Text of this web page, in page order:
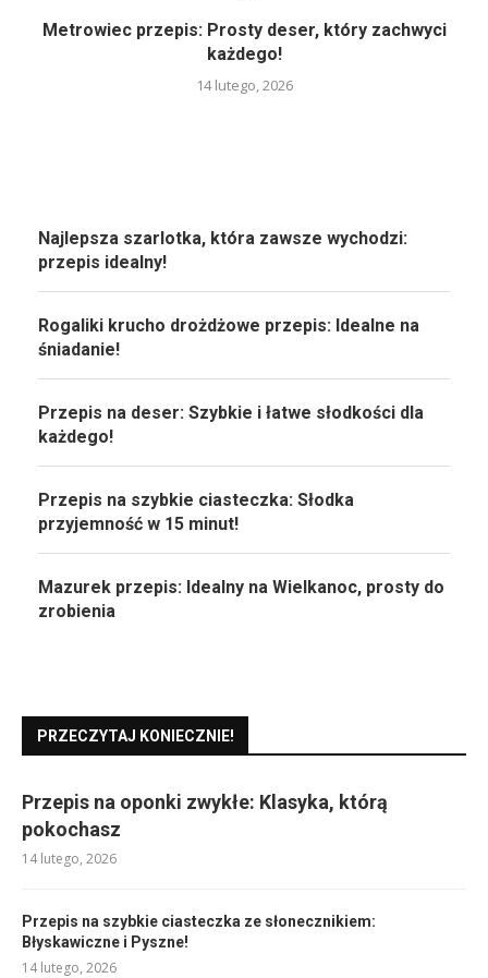
Metrowiec przepis: Prosty deser, który zachwyci
każdego!
14 lutego, 2026
Najlepsza szarlotka, która zawsze wychodzi:
przepis idealny!
Rogaliki krucho drożdżowe przepis: Idealne na
śniadanie!
Przepis na deser: Szybkie i łatwe słodkości dla
każdego!
Przepis na szybkie ciasteczka: Słodka
przyjemność w 15 minut!
Mazurek przepis: Idealny na Wielkanoc, prosty do
zrobienia
PRZECZYTAJ KONIECZNIE!
Przepis na oponki zwykłe: Klasyka, którą
pokochasz
14 lutego, 2026
Przepis na szybkie ciasteczka ze słonecznikiem:
Błyskawiczne i Pyszne!
14 lutego, 2026